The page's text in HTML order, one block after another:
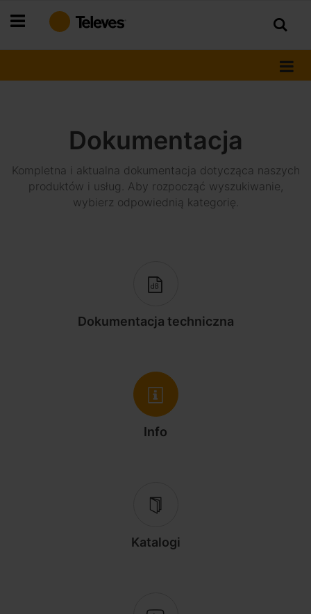
do
Dokumentacja
Kompletna i aktualna dokumentacja dotycząca naszych
produktów i usług. Aby rozpocząć wyszukiwanie,
wybierz odpowiednią kategorię.
Dokumentacja techniczna
Info
Katalogi